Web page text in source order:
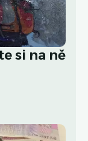
si na ně